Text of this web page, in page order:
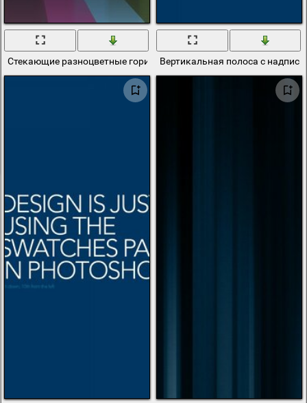
Стекающие разноцветные горизонтальные и вертикальные
Вертикальная полоса с